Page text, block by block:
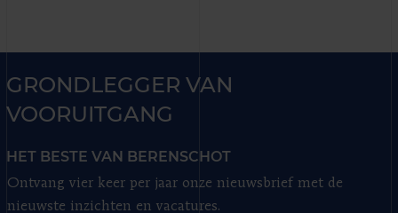
GRONDLEGGER VAN
VOORUITGANG
HET BESTE VAN BERENSCHOT
Ontvang vier keer per jaar onze nieuwsbrief met de
nieuwste inzichten en vacatures.